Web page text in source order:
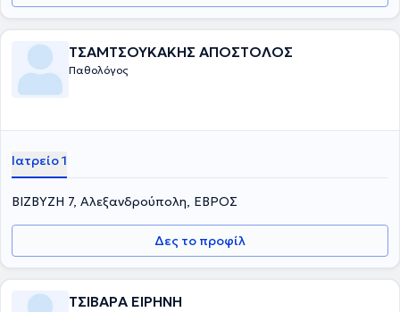
ΤΣΑΜΤΣΟΥΚΑΚΗΣ ΑΠΟΣΤΟΛΟΣ
Παθολόγος
Ιατρείο 1
ΒΙΖΒΥΖΗ 7, Αλεξανδρούπολη, ΕΒΡΟΣ
Δες το προφίλ
ΤΣΙΒΑΡΑ ΕΙΡΗΝΗ